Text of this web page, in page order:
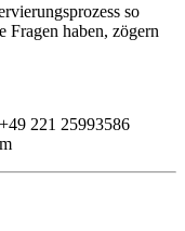
so
Fragen haben, zögern
221 25993586